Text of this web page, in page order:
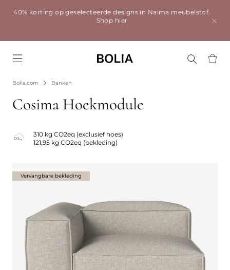
40% korting op geselecteerde designs in Naima meubelstof.
Shop hier
Bolia.com Banken
Cosima Hoekmodule
310 kg CO2eq (exclusief hoes)
121,95 kg CO2eq (bekleding)
Vervangbare bekleding